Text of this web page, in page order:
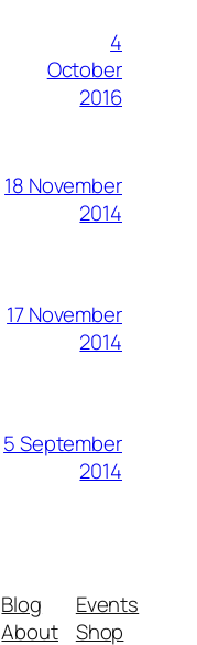
4
October
2016
18 November
2014
17 November
2014
5 September
2014
Blog
About
Events
Shop